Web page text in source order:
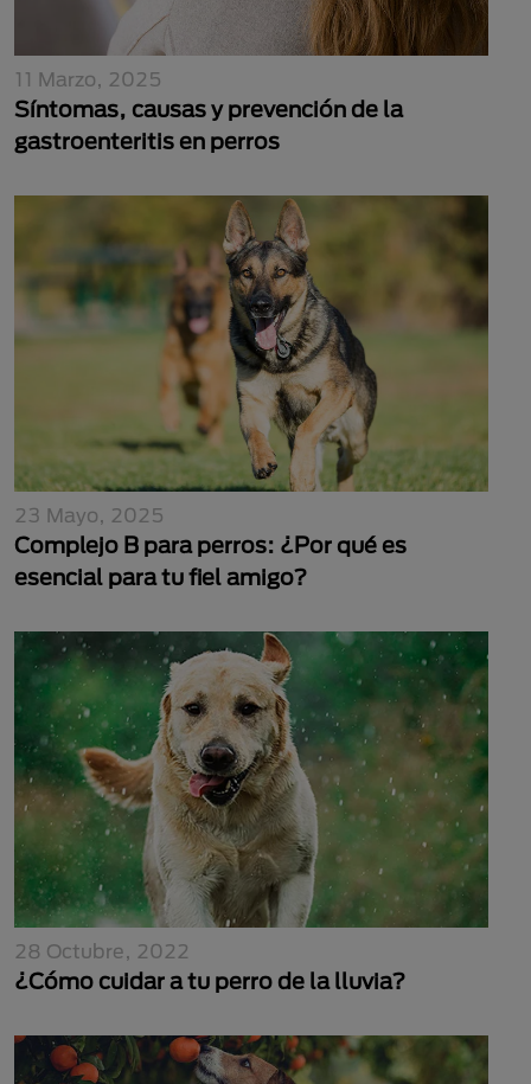
11 Marzo, 2025
Síntomas, causas y prevención de la
gastroenteritis en perros
23 Mayo, 2025
Complejo B para perros: ¿Por qué es
esencial para tu fiel amigo?
28 Octubre, 2022
¿Cómo cuidar a tu perro de la lluvia?